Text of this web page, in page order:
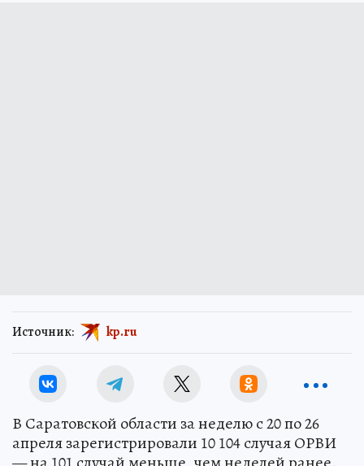
Источник: kp.ru
В Саратовской области за неделю с 20 по 26
апреля зарегистрировали 10 104 случая ОРВИ